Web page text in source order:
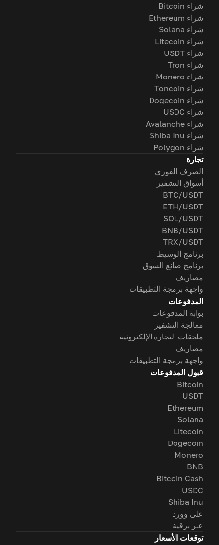
شراء Bitcoin
شراء Ethereum
شراء Solana
شراء Litecoin
شراء USDT
شراء Tron
شراء Monero
شراء Toncoin
شراء Dogecoin
شراء USDC
شراء Avalanche
شراء Shiba Inu
شراء Polygon
تجارة
الصرف الفوري
أسواق التشفير
BTC/USDT
ETH/USDT
SOL/USDT
BNB/USDT
TRX/USDT
برنامج الوسيط
برنامج صانع السوق
مصاريف
واجهة برمجة التطبيقات
المدفوعات
بوابة المدفوعات
معالجة التشفير
ملحقات التجارة الإلكترونية
مصاريف
واجهة برمجة التطبيقات
قبول المدفوعات
Bitcoin
USDT
Ethereum
Solana
Litecoin
Dogecoin
Monero
BNB
Bitcoin Cash
USDC
Shiba Inu
على وورد
عبر برقية
توقعات الأسعار